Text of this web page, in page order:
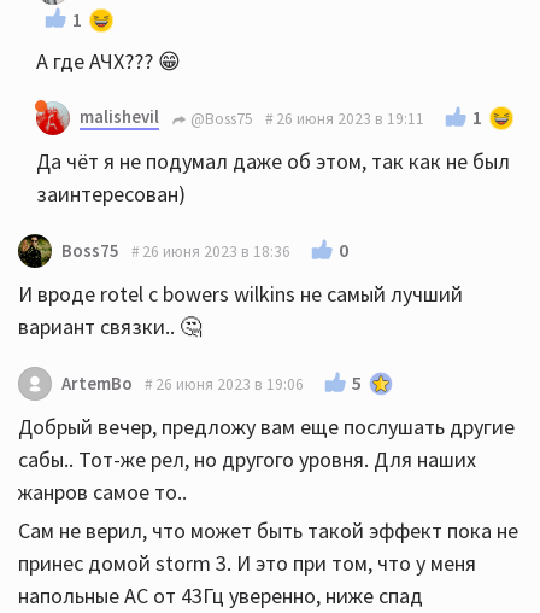
1
А где АЧХ??? 😁
malishevil @Boss75 26 июня 2023 в 19:11 1
Да чёт я не подумал даже об этом, так как не был
заинтересован)
Boss75 26 июня 2023 в 18:36 0
И вроде rotel с bowers wilkins не самый лучший
вариант связки.. 🤔
ArtemBo 26 июня 2023 в 19:06 5
Добрый вечер, предложу вам еще послушать другие
сабы.. Тот-же рел, но другого уровня. Для наших
жанров самое то..
Сам не верил, что может быть такой эффект пока не
принес домой storm 3. И это при том, что у меня
напольные АС от 43Гц уверенно, ниже спад